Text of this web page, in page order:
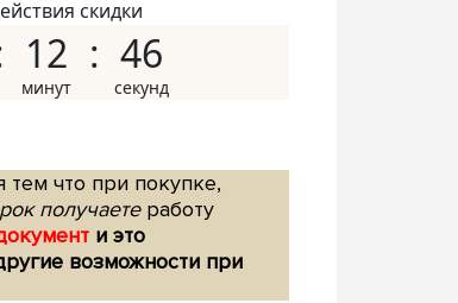
скидки
12 45
тем что при покупке,
получаетеработу
и это
возможности при